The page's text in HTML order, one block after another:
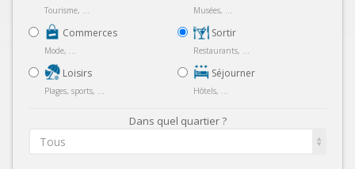
Tourisme, ...
Commerces
Mode, ...
Loisirs
Plages, sports, ...
Musées, ...
Sortir
Restaurants, ...
Séjourner
Hôtels, ...
Dans quel quartier ?
Tous